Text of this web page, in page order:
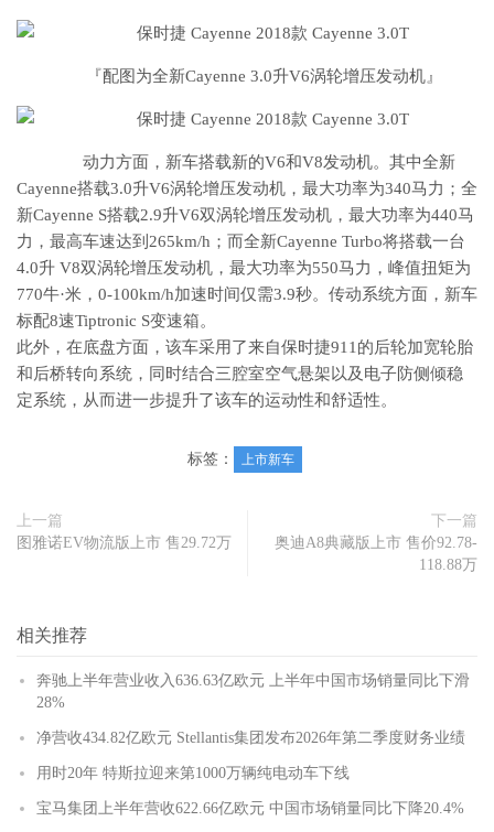
『配图为全新Cayenne 3.0升V6涡轮增压发动机』
动力方面，新车搭载新的V6和V8发动机。其中全新
Cayenne搭载3.0升V6涡轮增压发动机，最大功率为340马力；全
新Cayenne S搭载2.9升V6双涡轮增压发动机，最大功率为440马
力，最高车速达到265km/h；而全新Cayenne Turbo将搭载一台
4.0升 V8双涡轮增压发动机，最大功率为550马力，峰值扭矩为
770牛·米，0-100km/h加速时间仅需3.9秒。传动系统方面，新车
标配8速Tiptronic S变速箱。
此外，在底盘方面，该车采用了来自保时捷911的后轮加宽轮胎
和后桥转向系统，同时结合三腔室空气悬架以及电子防侧倾稳
定系统，从而进一步提升了该车的运动性和舒适性。
标签： 上市新车
上一篇
图雅诺EV物流版上市 售29.72万
下一篇
奥迪A8典藏版上市 售价92.78-
118.88万
相关推荐
奔驰上半年营业收入636.63亿欧元 上半年中国市场销量同比下滑
28%
净营收434.82亿欧元 Stellantis集团发布2026年第二季度财务业绩
用时20年 特斯拉迎来第1000万辆纯电动车下线
宝马集团上半年营收622.66亿欧元 中国市场销量同比下降20.4%